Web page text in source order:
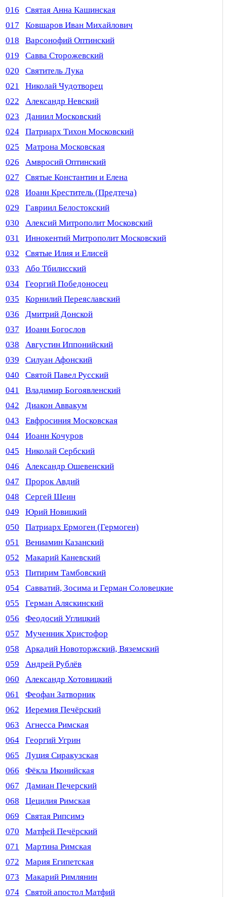
016
Святая Анна Кашинская
017
Ковшаров Иван Михайлович
018
Варсонофий Оптинский
019
Савва Сторожевский
020
Святитель Лука
021
Николай Чудотворец
022
Александр Невский
023
Даниил Московский
024
Патриарх Тихон Московский
025
Матрона Московская
026
Амвросий Оптинский
027
Святые Константин и Елена
028
Иоанн Креститель (Предтеча)
029
Гавриил Белостокский
030
Алексий Митрополит Московский
031
Иннокентий Митрополит Московский
032
Святые Илия и Елисей
033
Або Тбилисский
034
Георгий Победоносец
035
Корнилий Переяславский
036
Дмитрий Донской
037
Иоанн Богослов
038
Августин Иппонийский
039
Силуан Афонский
040
Святой Павел Русский
041
Владимир Богоявленский
042
Диакон Аввакум
043
Евфросиния Московская
044
Иоанн Кочуров
045
Николай Сербский
046
Александр Ошевенский
047
Пророк Авдий
048
Сергей Шеин
049
Юрий Новицкий
050
Патриарх Ермоген (Гермоген)
051
Вениамин Казанский
052
Макарий Каневский
053
Питирим Тамбовский
054
Савватий, Зосима и Герман Соловецкие
055
Герман Аляскинский
056
Феодосий Углицкий
057
Мученник Христофор
058
Аркадий Новоторжский, Вяземский
059
Андрей Рублёв
060
Александр Хотовицкий
061
Феофан Затворник
062
Иеремия Печёрский
063
Агнесса Римская
064
Георгий Угрин
065
Луция Сиракузская
066
Фёкла Иконийская
067
Дамиан Печерский
068
Цецилия Римская
069
Святая Рипсимэ
070
Матфей Печёрский
071
Мартина Римская
072
Мария Египетская
073
Макарий Римлянин
074
Святой апостол Матфий